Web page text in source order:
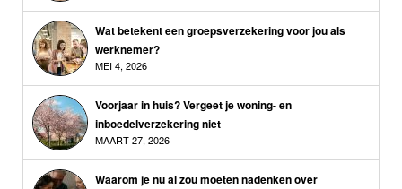
Wat betekent een groepsverzekering voor jou als
werknemer?
MEI 4, 2026
Voorjaar in huis? Vergeet je woning- en
inboedelverzekering niet
MAART 27, 2026
Waarom je nu al zou moeten nadenken over